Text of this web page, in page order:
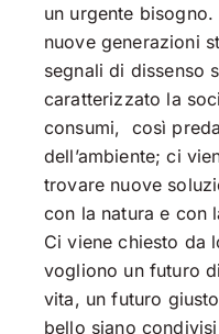
un urgente
nuove generazioni
segnali di dissenso
caratterizzato la
consumi, così
dell’ambiente; ci
trovare nuove
con la natura e con
Ci viene chiesto da
vogliono un futuro
vita, un futuro
bello siano